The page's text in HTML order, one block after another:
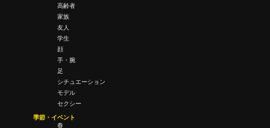
高齢者
家族
友人
学生
顔
手・腕
足
シチュエーション
モデル
セクシー
季節・イベント
春